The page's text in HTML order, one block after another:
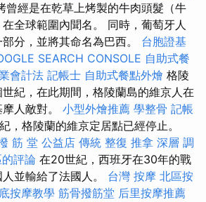
曾經是在乾草上烤製的牛肉頭髮（牛
全球範圍內聞名。 同時，葡萄牙人
分，並將其命名為巴西。 台胞證基
SEARCH CONSOLE 自助式餐
會計法 記帳士 自助式餐點外燴 格陵
紀，在此期間，格陵蘭島的維京人在
人敵對。 小型外燴推薦 學整骨 記帳
，格陵蘭的維京定居點已經停止。
筋 堂 公益店 傳統 整復 推拿 深層 調
評論 在20世紀，西班牙在30年的戰
並輸給了法國人。 台灣 按摩 北區按
按摩教學 筋骨撥筋堂 后里按摩推薦